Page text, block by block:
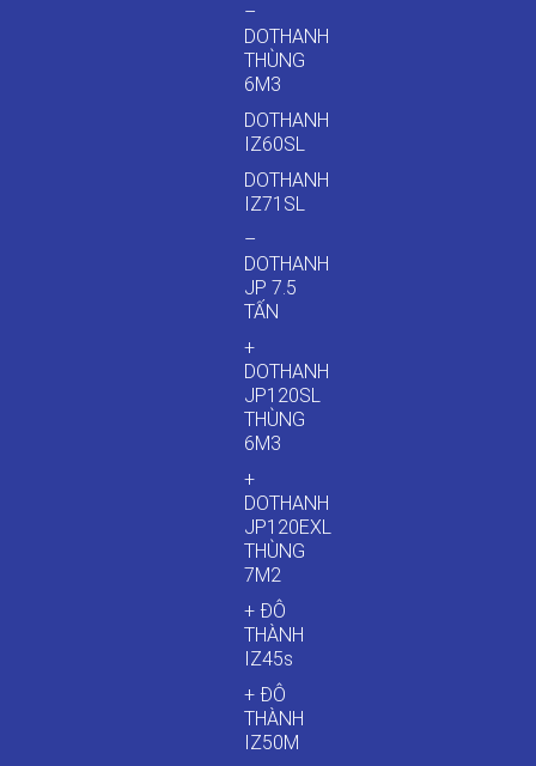
–
DOTHANH
THÙNG
6M3
DOTHANH
IZ60SL
DOTHANH
IZ71SL
–
DOTHANH
JP 7.5
TẤN
+
DOTHANH
JP120SL
THÙNG
6M3
+
DOTHANH
JP120EXL
THÙNG
7M2
+ ĐÔ
THÀNH
IZ45s
+ ĐÔ
THÀNH
IZ50M